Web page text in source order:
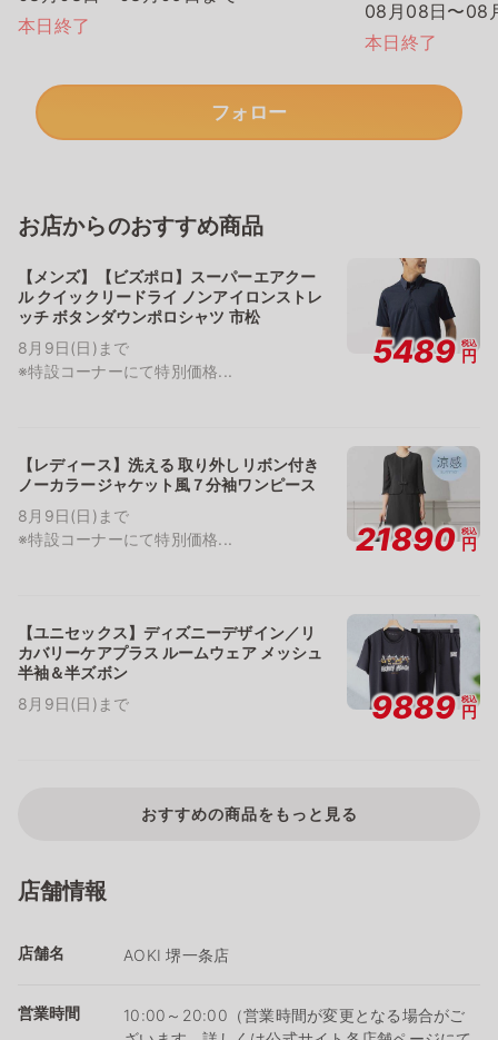
本日終了
08月08日〜08
本日終了
フォロー
お店からのおすすめ商品
【メンズ】【ビズポロ】スーパーエアクー
ル クイックリードライ ノンアイロンストレ
ッチ ボタンダウンポロシャツ 市松
8月9日(日)まで
※特設コーナーにて特別価格...
5489 税込
円
【レディース】洗える 取り外しリボン付き
ノーカラージャケット風７分袖ワンピース
8月9日(日)まで
※特設コーナーにて特別価格...
21890 税込
円
【ユニセックス】ディズニーデザイン／リ
カバリーケアプラス ルームウェア メッシュ
半袖＆半ズボン
8月9日(日)まで
9889 税込
円
おすすめの商品をもっと見る
店舗情報
店舗名 AOKI 堺一条店
営業時間
10:00～20:00（営業時間が変更となる場合がご